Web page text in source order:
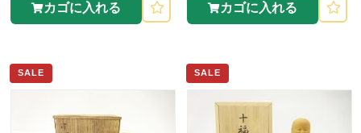
カゴに入れる カゴに入れる
SALE SALE